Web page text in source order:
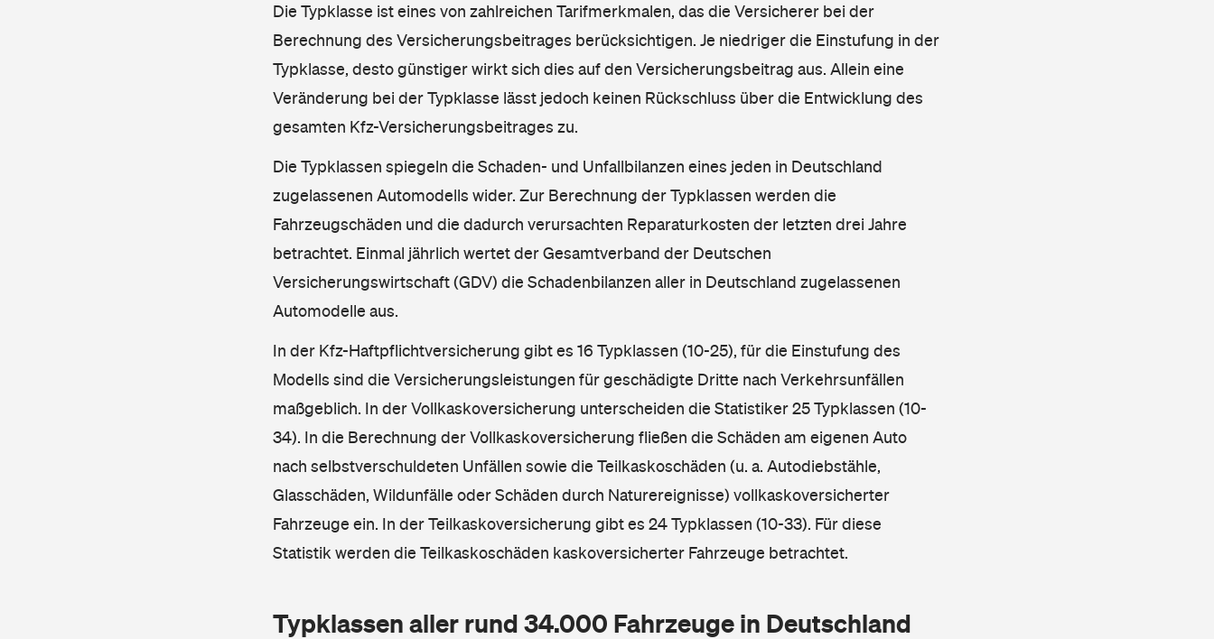
Die Typklasse ist eines von zahlreichen Tarifmerkmalen, das die Versicherer bei der
Berechnung des Versicherungsbeitrages berücksichtigen. Je niedriger die Einstufung in der
Typklasse, desto günstiger wirkt sich dies auf den Versicherungsbeitrag aus. Allein eine
Veränderung bei der Typklasse lässt jedoch keinen Rückschluss über die Entwicklung des
gesamten Kfz-Versicherungsbeitrages zu.
Die Typklassen spiegeln die Schaden- und Unfallbilanzen eines jeden in Deutschland
zugelassenen Automodells wider. Zur Berechnung der Typklassen werden die
Fahrzeugschäden und die dadurch verursachten Reparaturkosten der letzten drei Jahre
betrachtet. Einmal jährlich wertet der Gesamtverband der Deutschen
Versicherungswirtschaft (GDV) die Schadenbilanzen aller in Deutschland zugelassenen
Automodelle aus.
In der Kfz-Haftpflichtversicherung gibt es 16 Typklassen (10-25), für die Einstufung des
Modells sind die Versicherungsleistungen für geschädigte Dritte nach Verkehrsunfällen
maßgeblich. In der Vollkaskoversicherung unterscheiden die Statistiker 25 Typklassen (10-
34). In die Berechnung der Vollkaskoversicherung fließen die Schäden am eigenen Auto
nach selbstverschuldeten Unfällen sowie die Teilkaskoschäden (u. a. Autodiebstähle,
Glasschäden, Wildunfälle oder Schäden durch Naturereignisse) vollkaskoversicherter
Fahrzeuge ein. In der Teilkaskoversicherung gibt es 24 Typklassen (10-33). Für diese
Statistik werden die Teilkaskoschäden kaskoversicherter Fahrzeuge betrachtet.
Typklassen aller rund 34.000 Fahrzeuge in Deutschland